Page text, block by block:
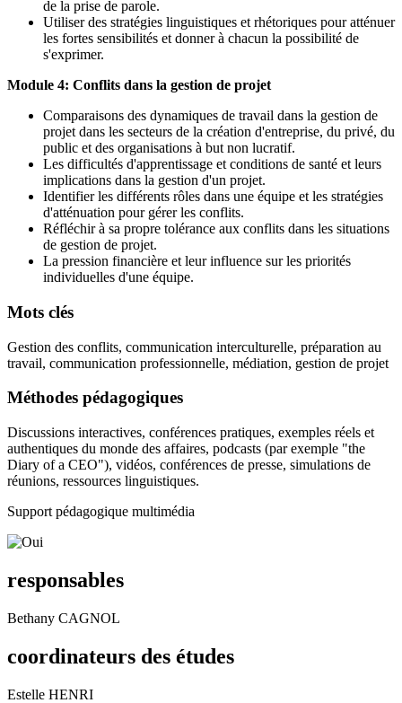
de la prise de parole.
Utiliser des stratégies linguistiques et rhétoriques pour atténuer
les fortes sensibilités et donner à chacun la possibilité de
s'exprimer.
Module 4: Conflits dans la gestion de projet
Comparaisons des dynamiques de travail dans la gestion de
projet dans les secteurs de la création d'entreprise, du privé, du
public et des organisations à but non lucratif.
Les difficultés d'apprentissage et conditions de santé et leurs
implications dans la gestion d'un projet.
Identifier les différents rôles dans une équipe et les stratégies
d'atténuation pour gérer les conflits.
Réfléchir à sa propre tolérance aux conflits dans les situations
de gestion de projet.
La pression financière et leur influence sur les priorités
individuelles d'une équipe.
Mots clés
Gestion des conflits, communication interculturelle, préparation au
travail, communication professionnelle, médiation, gestion de projet
Méthodes pédagogiques
Discussions interactives, conférences pratiques, exemples réels et
authentiques du monde des affaires, podcasts (par exemple "the
Diary of a CEO"), vidéos, conférences de presse, simulations de
réunions, ressources linguistiques.
Support pédagogique multimédia
responsables
Bethany CAGNOL
coordinateurs des études
Estelle HENRI